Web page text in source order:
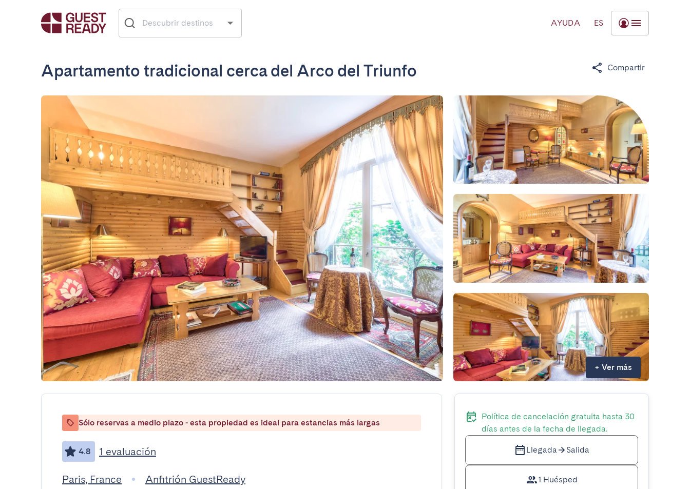
AYUDA ES
Apartamento tradicional cerca del Arco del Triunfo Compartir
+ Ver más
Sólo reservas a medio plazo - esta propiedad es ideal para estancias más largas
4.8 1 evaluación
Paris, France Anfitrión GuestReady
Política de cancelación gratuita hasta 30
días antes de la fecha de llegada.
Llegada Salida
1 Huésped